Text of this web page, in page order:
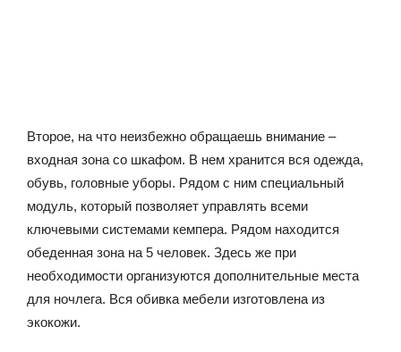
Второе, на что неизбежно обращаешь внимание –
входная зона со шкафом. В нем хранится вся одежда,
обувь, головные уборы. Рядом с ним специальный
модуль, который позволяет управлять всеми
ключевыми системами кемпера. Рядом находится
обеденная зона на 5 человек. Здесь же при
необходимости организуются дополнительные места
для ночлега. Вся обивка мебели изготовлена из
экокожи.